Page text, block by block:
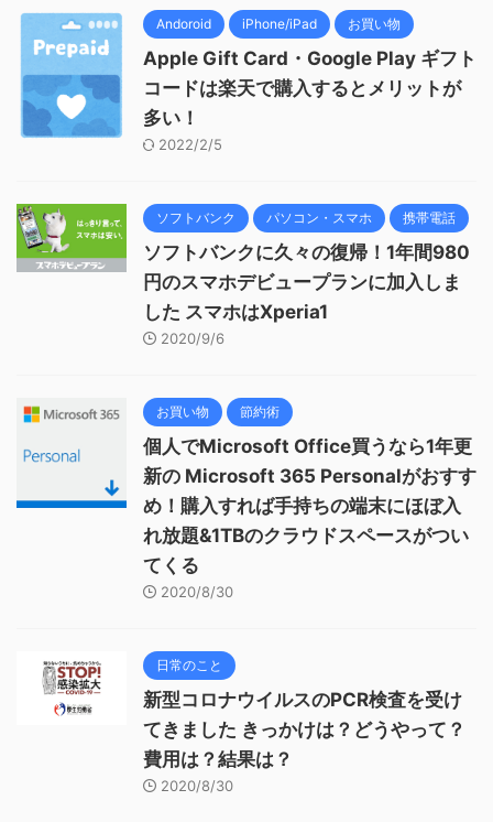
Andoroid iPhone/iPad お買い物
Apple Gift Card・Google Play ギフト
コードは楽天で購入するとメリットが
多い！
2022/2/5
ソフトバンク パソコン・スマホ 携帯電話
ソフトバンクに久々の復帰！1年間980
円のスマホデビュープランに加入しま
した スマホはXperia1
2020/9/6
お買い物 節約術
個人でMicrosoft Office買うなら1年更
新の Microsoft 365 Personalがおすす
め！購入すれば手持ちの端末にほぼ入
れ放題&1TBのクラウドスペースがつい
てくる
2020/8/30
日常のこと
新型コロナウイルスのPCR検査を受け
てきました きっかけは？どうやって？
費用は？結果は？
2020/8/30